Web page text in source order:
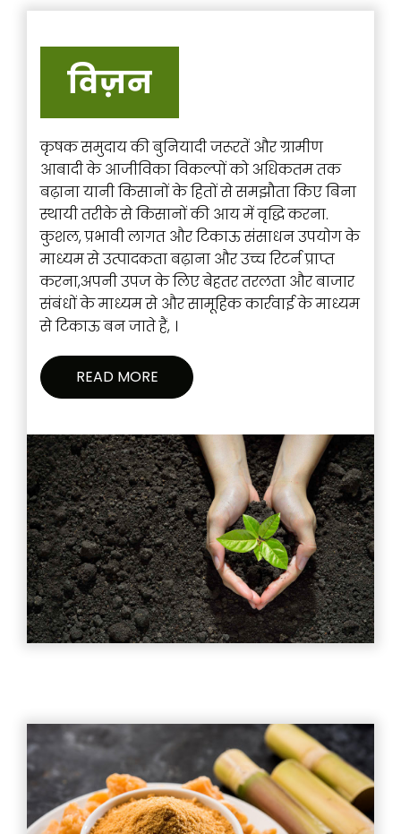
विज़न
कृषक समुदाय की बुनियादी जरूरतें और ग्रामीण
आबादी के आजीविका विकल्पों को अधिकतम तक
बढ़ाना यानी किसानों के हितों से समझौता किए बिना
स्थायी तरीके से किसानों की आय में वृद्धि करना.
कुशल, प्रभावी लागत और टिकाऊ संसाधन उपयोग के
माध्यम से उत्पादकता बढ़ाना और उच्च रिटर्न प्राप्त
करना,अपनी उपज के लिए बेहतर तरलता और बाजार
संबंधों के माध्यम से और सामूहिक कार्रवाई के माध्यम
से टिकाऊ बन जाते हैं, ।
READ MORE